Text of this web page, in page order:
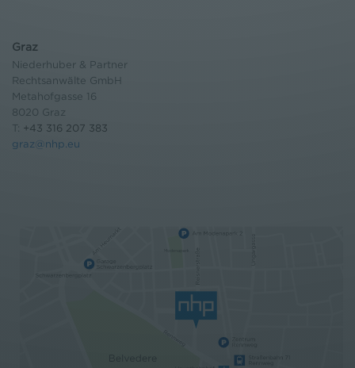
Graz
Niederhuber & Partner
Rechtsanwälte GmbH
Metahofgasse 16
8020 Graz
T: +43 316 207 383
graz@nhp.eu